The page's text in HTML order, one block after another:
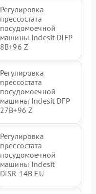
Регулировка
прессостата
посудомоечной
машины Indesit DIFP
8B+96 Z
Регулировка
прессостата
посудомоечной
машины Indesit DFP
27B+96 Z
Регулировка
прессостата
посудомоечной
машины Indesit
DISR 14B EU